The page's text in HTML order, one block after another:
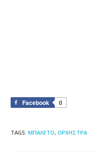
Facebook 0
TAGS:ΜΠΑΛΕΤΟ, ΟΡΧΗΣΤΡΑ